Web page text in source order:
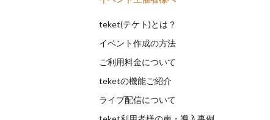
teket(テケト)とは？
イベント作成の方法
ご利用料金について
teketの機能ご紹介
ライブ配信について